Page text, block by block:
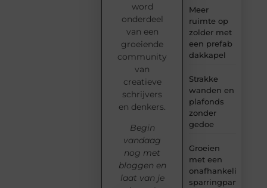
Meer
ruimte op
zolder met
een prefab
dakkapel
Strakke
wanden en
plafonds
zonder
gedoe
Groeien
met een
onafhankelijke
sparringpartner
word
onderdeel
van een
groeiende
community
van
creatieve
schrijvers
en denkers.
Begin
vandaag
nog met
bloggen en
laat van je